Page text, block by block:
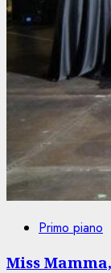
Primo piano
Miss